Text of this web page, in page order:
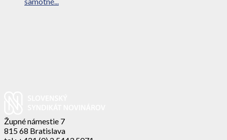
Župné námestie 7
815 68 Bratislava